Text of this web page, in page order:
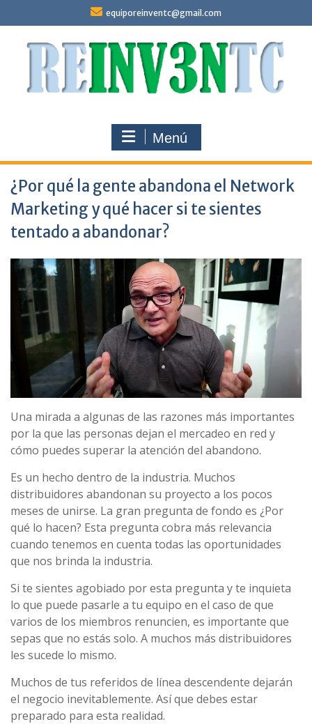
equiporeinventc@gmail.com
Menú
¿Por qué la gente abandona el Network
Marketing y qué hacer si te sientes
tentado a abandonar?
Una mirada a algunas de las razones más importantes
por la que las personas dejan el mercadeo en red y
cómo puedes superar la atención del abandono.
Es un hecho dentro de la industria. Muchos
distribuidores abandonan su proyecto a los pocos
meses de unirse. La gran pregunta de fondo es ¿Por
qué lo hacen? Esta pregunta cobra más relevancia
cuando tenemos en cuenta todas las oportunidades
que nos brinda la industria.
Si te sientes agobiado por esta pregunta y te inquieta
lo que puede pasarle a tu equipo en el caso de que
varios de los miembros renuncien, es importante que
sepas que no estás solo. A muchos más distribuidores
les sucede lo mismo.
Muchos de tus referidos de línea descendente dejarán
el negocio inevitablemente. Así que debes estar
preparado para esta realidad.